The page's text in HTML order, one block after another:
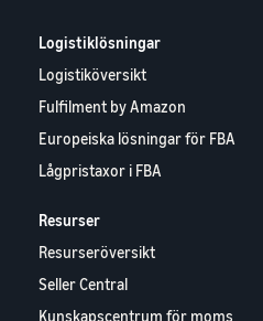
Logistiklösningar
Logistiköversikt
Fulfilment by Amazon
Europeiska lösningar för FBA
Lågpristaxor i FBA
Resurser
Resurseröversikt
Seller Central
Kunskapscentrum för moms